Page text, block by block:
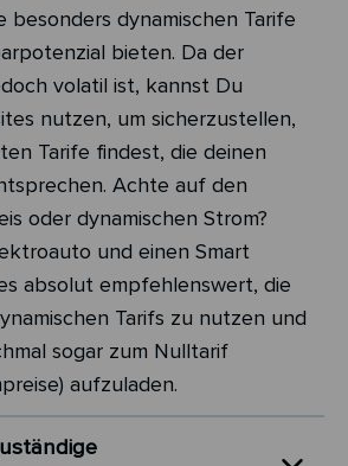
besonders dynamischen Tarife
bieten. Da der
volatil ist, kannst Du
nutzen, um sicherzustellen,
Tarife findest, die deinen
Achte auf den
oder dynamischen Strom?
und einen Smart
absolut empfehlenswert, die
Tarifs zu nutzen und
sogar zum Nulltarif
aufzuladen.